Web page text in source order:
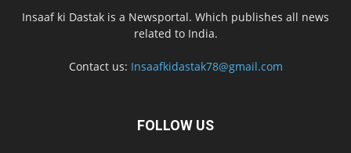
Insaaf ki Dastak is a Newsportal. Which publishes all news
related to India.
Contact us: Insaafkidastak78@gmail.com
FOLLOW US